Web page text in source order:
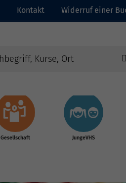
Kontakt Widerruf einer
Gesellschaft JungeVHS